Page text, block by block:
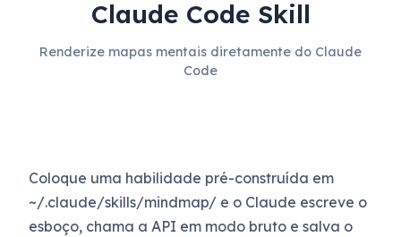
Claude Code Skill
Renderize mapas mentais diretamente do Claude
Code
Coloque uma habilidade pré-construída em
~/.claude/skills/mindmap/ e o Claude escreve o
esboço, chama a API em modo bruto e salva o